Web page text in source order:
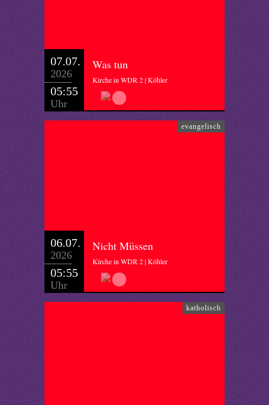
07.07.
2026
05:55
Uhr
Was tun
Kirche in WDR 2 | Köhler
evangelisch
06.07.
2026
05:55
Uhr
Nicht Müssen
Kirche in WDR 2 | Köhler
katholisch